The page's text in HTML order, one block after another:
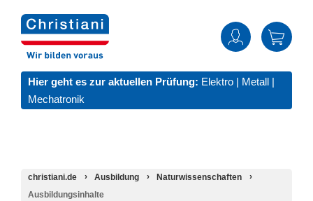
Hier geht es zur aktuellen Prüfung: Elektro | Metall |
Mechatronik
christiani.de Ausbildung
Naturwissenschaften
Ausbildungsinhalte